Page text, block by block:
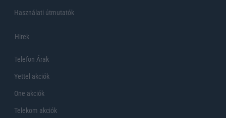
Használati útmutatók
Hirek
Telefon Árak
Yettel akciók
One akciók
Telekom akciók